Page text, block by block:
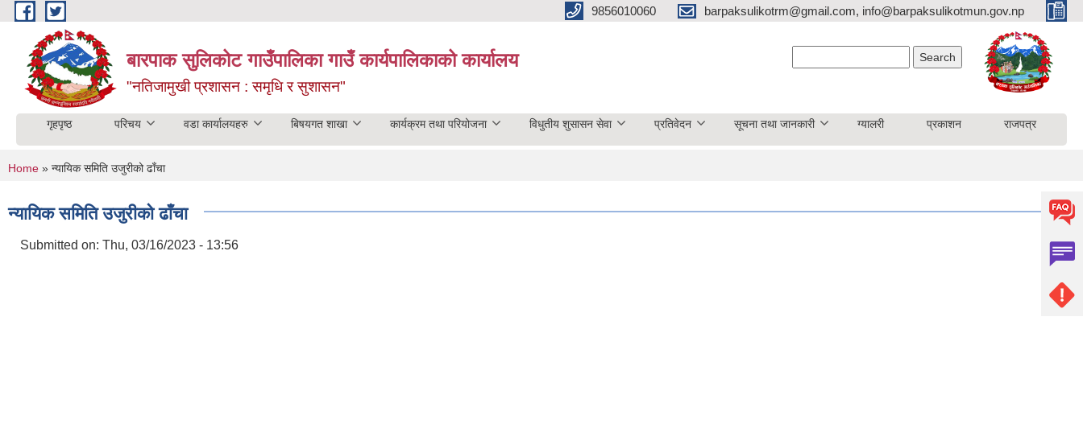
Skip to main content 9856010060 barpaksulikotrm@gmail.com, info@barpaksulikotmun.gov.np
बारपाक सुलिकोट गाउँपालिका गाउँ कार्यपालिकाको कार्यालय
"नतिजामुखी प्रशासन : समृधि र सुशासन"
गृहपृष्ठ परिचय वडा कार्यालयहरु बिषयगत शाखा कार्यक्रम तथा परियोजना विधुतीय शुसासन सेवा प्रतिवेदन सूचना तथा जानकारी ग्यालरी प्रकाशन राजपत्र
You are here
Home » न्यायिक समिति उजुरीको ढाँचा
न्यायिक समिति उजुरीको ढाँचा
Submitted on: Thu, 03/16/2023 - 13:56